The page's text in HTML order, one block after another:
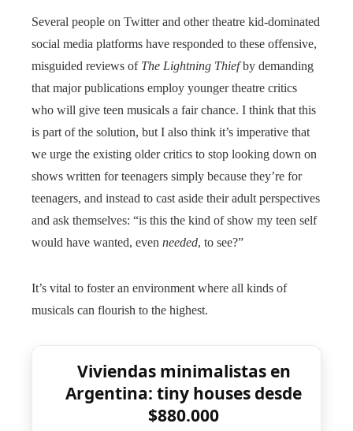
Several people on Twitter and other theatre kid-dominated
social media platforms have responded to these offensive,
misguided reviews of The Lightning Thiefby demanding
that major publications employ younger theatre critics
who will give teen musicals a fair chance. I think that this
is part of the solution, but I also think it’s imperative that
we urge the existing older critics to stop looking down on
shows written for teenagers simply because they’re for
teenagers, and instead to cast aside their adult perspectives
and ask themselves: “is this the kind of show my teen self
would have wanted, even needed, to see?”
It’s vital to foster an environment where all kinds of
musicals can flourish to the highest.
Viviendas minimalistas en
Argentina: tiny houses desde
$880.000